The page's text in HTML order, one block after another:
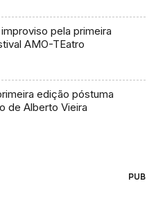
pela primeira
AMO-TEatro
edição póstuma
de Alberto Vieira
PUB